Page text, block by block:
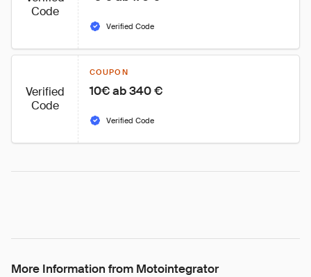
Code
Verified Code
Verified
Code
COUPON
10€ ab 340 €
Verified Code
More Information from Motointegrator